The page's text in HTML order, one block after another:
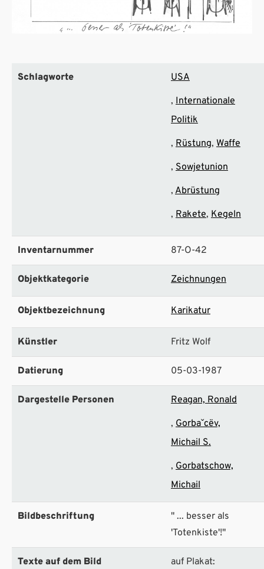
Schlagworte
USA
Internationale
Politik
Rüstung Waffe
Sowjetunion
Abrüstung
Rakete Kegeln
Inventarnummer 87-O-42
Objektkategorie Zeichnungen
Objektbezeichnung Karikatur
Künstler Fritz Wolf
Datierung 05-03-1987
Dargestelle Personen
Reagan, Ronald
Gorbaˇcëv,
Michail S.
Gorbatschow,
Michail
Bildbeschriftung
" ... besser als
'Totenkiste'!"
Texte auf dem Bild
auf Plakat: